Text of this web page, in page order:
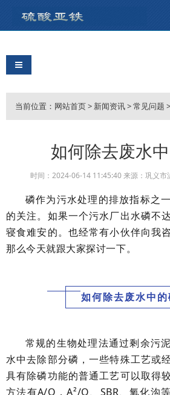
导航切换
当前位置： 网站首页> 新闻资讯>常见问题 >
如何除去废水
时间：2024-06-14 11:45:40 来源：巩义市
磷作为污水处理的排放指标之一
的关注。如果一个污水厂出水磷不
寝食难安的。也经常有小伙伴向我
那么今天就跟大家探讨一下。
如何除去废水中的
常规的生物处理法通过剩余污
水中去除部分磷，一些特殊工艺或
具有除磷功能的普通工艺可以取得
方法有A/O，A²/O、SBR、氧化沟